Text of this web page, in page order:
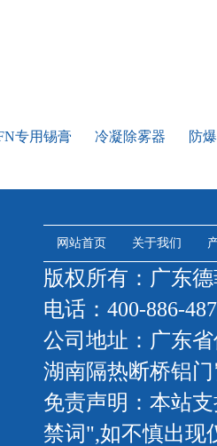
专用锡膏 冷凝除雾器 防
网站首页 关于我们
版权所有：广东
电话：400-886-
公司地址：广东
湖南隔热断桥铝
免责声明：本站
禁词",如不慎出现